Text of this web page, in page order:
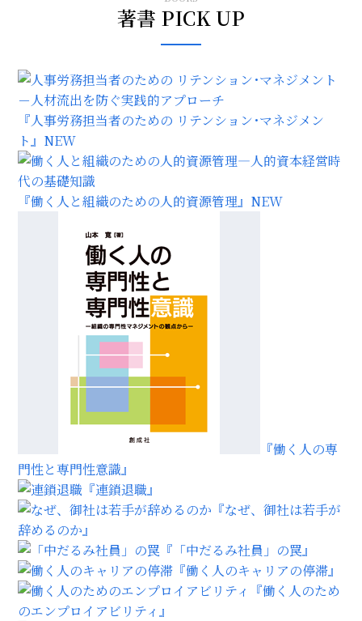
著書 PICK UP
『人事労務担当者のための リテンション･マネジメン
ト』 NEW
『働く人と組織のための人的資源管理』 NEW
『働く人の専
門性と専門性意識』
『連鎖退職』
『なぜ、御社は若手が
辞めるのか』
『「中だるみ社員」の罠』
『働く人のキャリアの停滞』
『働く人のため
のエンプロイアビリティ』